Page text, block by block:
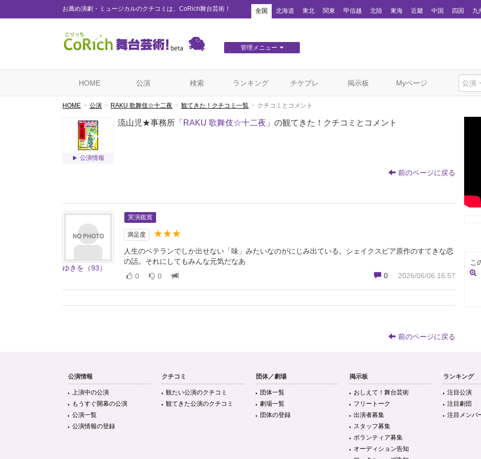
お薦め演劇・ミュージカルのクチコミは、CoRich舞台芸術！ 全国 北海道 東北 関東 甲信越 北陸 東海 近畿 中国 四国 九
管理メニュー
HOME 公演 検索 ランキング チケプレ 掲示板 Myページ
HOME 公演 RAKU 歌舞伎☆十二夜 観てきた！クチコミ一覧 クチコミとコメント
公演情報
流山児★事務所「 RAKU 歌舞伎☆十二夜 」の観てきた！クチコミとコメント
前のページに戻る
ゆきを（93）
実演鑑賞
満足度 ★★★
人生のベテランでしか出せない「味」みたいなのがにじみ出ている。シェイクスピア原作のすてきな恋
の話。それにしてもみんな元気だなあ
0
2026/06/06 16:57
0 0
前のページに戻る
こ
公演情報
上演中の公演
もうすぐ開幕の公演
公演一覧
公演情報の登録
クチコミ
観たい公演のクチコミ
観てきた公演のクチコミ
団体／劇場
団体一覧
劇場一覧
団体の登録
掲示板
おしえて！舞台芸術
フリートーク
出演者募集
スタッフ募集
ボランティア募集
オーディション告知
ランキング
注目公演
注目劇団
注目メンバ